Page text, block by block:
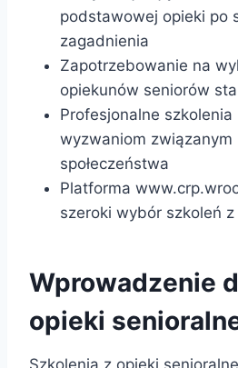
podstawowej opieki po
zagadnienia
Zapotrzebowanie na
opiekunów seniorów
Profesjonalne
wyzwaniom związanym
społeczeństwa
Platforma
szeroki wybór szkoleń
Wprowadzenie
opieki